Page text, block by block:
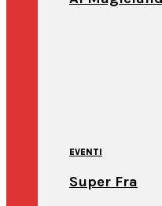
EVENTI
Super Fra